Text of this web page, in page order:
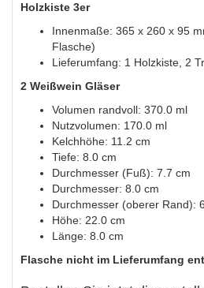
Holzkiste 3er
Innenmaße: 365 x 260 x 95
Flasche)
Lieferumfang: 1 Holzkiste, 2
2 Weißwein Gläser
Volumen randvoll: 370.0 ml
Nutzvolumen: 170.0 ml
Kelchhöhe: 11.2 cm
Tiefe: 8.0 cm
Durchmesser (Fuß): 7.7 cm
Durchmesser: 8.0 cm
Durchmesser (oberer Rand):
Höhe: 22.0 cm
Länge: 8.0 cm
Flasche nicht im Lieferumfang